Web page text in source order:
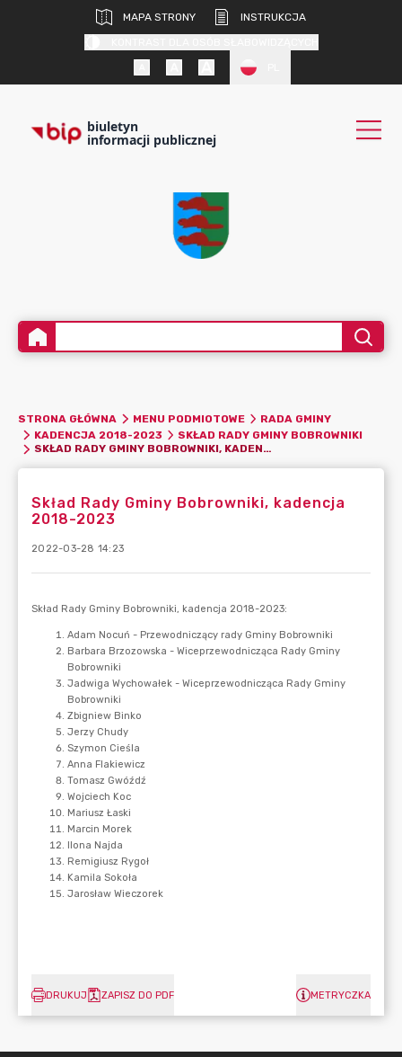
MAPA STRONY
INSTRUKCJA
biuletyn
informacji publicznej
STRONA GŁÓWNA MENU PODMIOTOWE
RADA GMINY
KADENCJA 2018-2023
SKŁAD RADY GMINY BOBROWNIKI
SKŁAD RADY GMINY BOBROWNIKI, KADENCJA 2018-2023
Skład Rady Gminy Bobrowniki, kadencja
2018-2023
2022-03-28 14:23
DRUKUJ ZAPISZ DO PDF METRYCZKA